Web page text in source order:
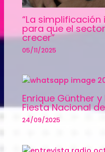
“La
para que el
crecer”
05/11/2025
Enrique Günther
Fiesta Nacional
24/09/2025